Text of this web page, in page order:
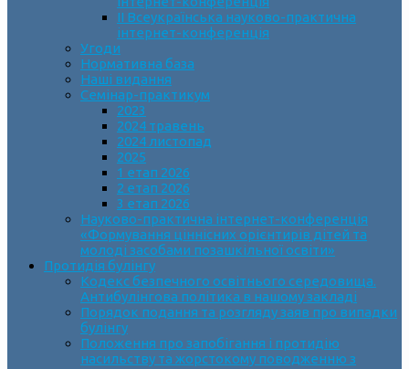
ІІ Всеукраїнська науково-практична
інтернет-конференція
Угоди
Нормативна база
Наші видання
Семінар-практикум
2023
2024 травень
2024 листопад
2025
1 етап 2026
2 етап 2026
3 етап 2026
Науково-практична інтернет-конференція
«Формування ціннісних орієнтирів дітей та
молоді засобами позашкільної освіти»
Протидія булінгу
Кодекс безпечного освітнього середовища.
Антибулінгова політика в нашому закладі
Порядок подання та розгляду заяв про випадки
булінгу
Положення про запобігання і протидію
насильству та жорстокому поводженню з